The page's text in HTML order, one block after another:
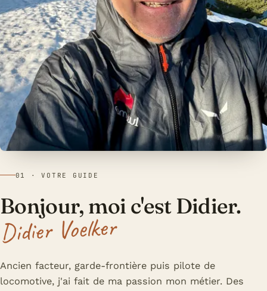
01 · VOTRE GUIDE
Bonjour, moi c'est Didier.
Voelker
Ancien facteur, garde-frontière puis pilote de
locomotive, j'ai fait de ma passion mon métier. Des